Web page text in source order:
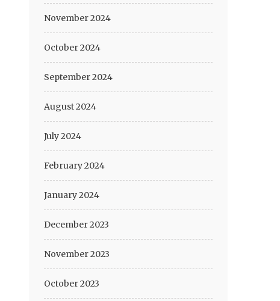
November 2024
October 2024
September 2024
August 2024
July 2024
February 2024
January 2024
December 2023
November 2023
October 2023